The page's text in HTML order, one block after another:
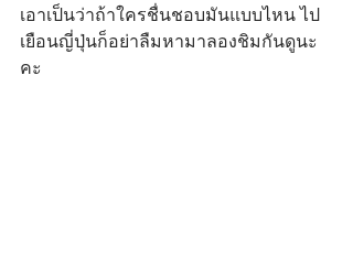
เอาเป็นว่าถ้าใครชื่นชอบมันแบบไหน ไป
เยือนญี่ปุ่นก็อย่าลืมหามาลองชิมกันดูนะ
คะ